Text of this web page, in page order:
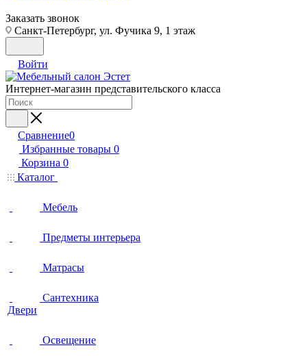
Заказать звонок
Санкт-Петербург, ул. Фучика 9, 1 этаж
Войти
Интернет-магазин представительского класса
Сравнение0
Избранные товары 0
Корзина 0
Каталог
Мебель
Предметы интерьера
Матрасы
Сантехника
Двери
Освещение